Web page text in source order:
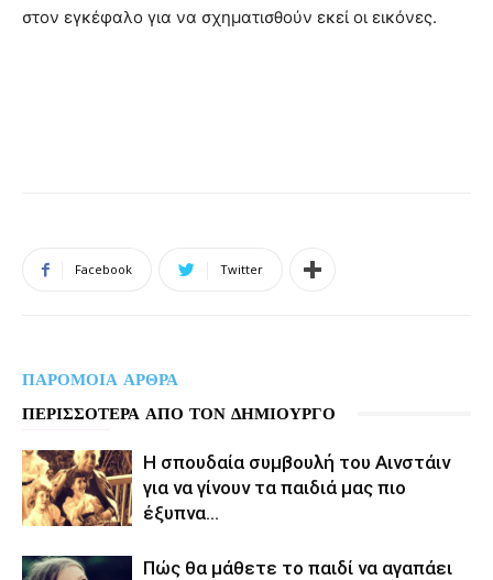
στον εγκέφαλο για να σχηματισθούν εκεί οι εικόνες.
Facebook Twitter
ΠΑΡΟΜΟΙΑ ΑΡΘΡΑ
ΠΕΡΙΣΣΟΤΕΡΑ ΑΠΟ ΤΟΝ ΔΗΜΙΟΥΡΓΟ
Η σπουδαία συμβουλή του Αινστάιν
για να γίνουν τα παιδιά μας πιο
έξυπνα…
Πώς θα μάθετε το παιδί να αγαπάει